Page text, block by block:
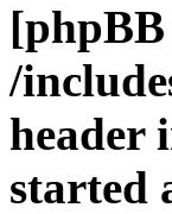
[phpBB
/
header
started